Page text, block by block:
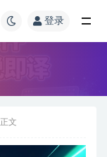
登录
正文